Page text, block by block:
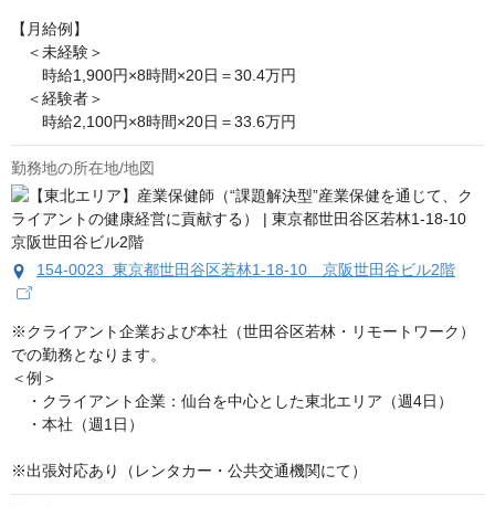
【月給例】
＜未経験＞
時給1,900円×8時間×20日＝30.4万円
＜経験者＞
時給2,100円×8時間×20日＝33.6万円
勤務地の所在地/地図
154-0023 東京都世田谷区若林1-18-10 京阪世田谷ビル2階
※クライアント企業および本社（世田谷区若林・リモートワーク）
での勤務となります。
＜例＞
・クライアント企業：仙台を中心とした東北エリア（週4日）
・本社（週1日）
※出張対応あり（レンタカー・公共交通機関にて）